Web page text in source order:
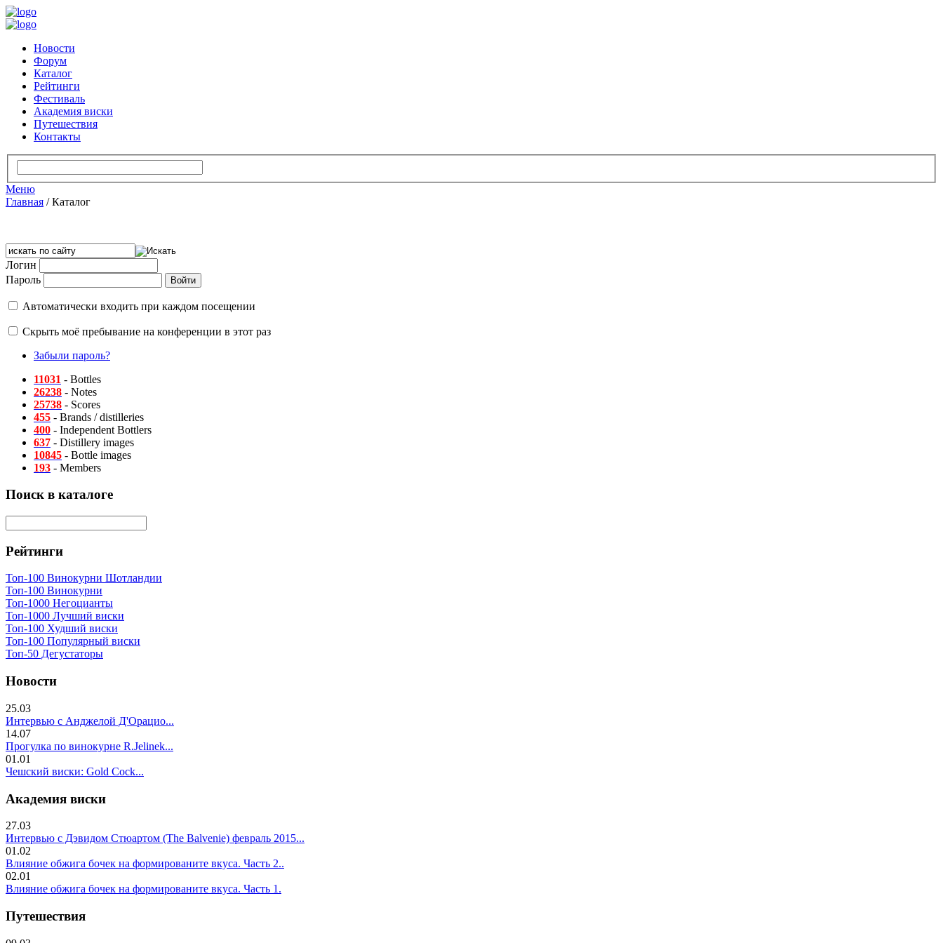
Новости
Форум
Каталог
Рейтинги
Фестиваль
Академия виски
Путешествия
Контакты
Меню
Главная /Каталог
Логин
Пароль
Автоматически входить при каждом посещении
Скрыть моё пребывание на конференции в этот раз
Забыли пароль?
11031 - Bottles
26238 - Notes
25738 - Scores
455 - Brands / distilleries
400 - Independent Bottlers
637 - Distillery images
10845 - Bottle images
193 - Members
Поиск в каталоге
Рейтинги
Топ-100 Винокурни Шотландии
Топ-100 Винокурни
Топ-1000 Негоцианты
Топ-1000 Лучший виски
Топ-100 Худший виски
Топ-100 Популярный виски
Топ-50 Дегустаторы
Новости
25.03
Интервью с Анджелой Д'Орацио...
14.07
Прогулка по винокурне R.Jelinek...
01.01
Чешский виски: Gold Cock...
Академия виски
27.03
Интервью с Дэвидом Стюартом (The Balvenie) февраль 2015...
01.02
Влияние обжига бочек на формированите вкуса. Часть 2..
02.01
Влияние обжига бочек на формированите вкуса. Часть 1.
Путешествия